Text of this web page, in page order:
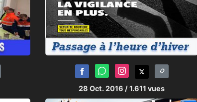
28 Oct. 2016 / 1.611 vues